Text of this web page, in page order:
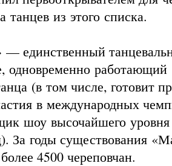
танцев из этого списка.
— единственный
одновременно работающий
(в том числе, готовит
в международных
шоу высочайшего
За годы существования
4500 череповчан.